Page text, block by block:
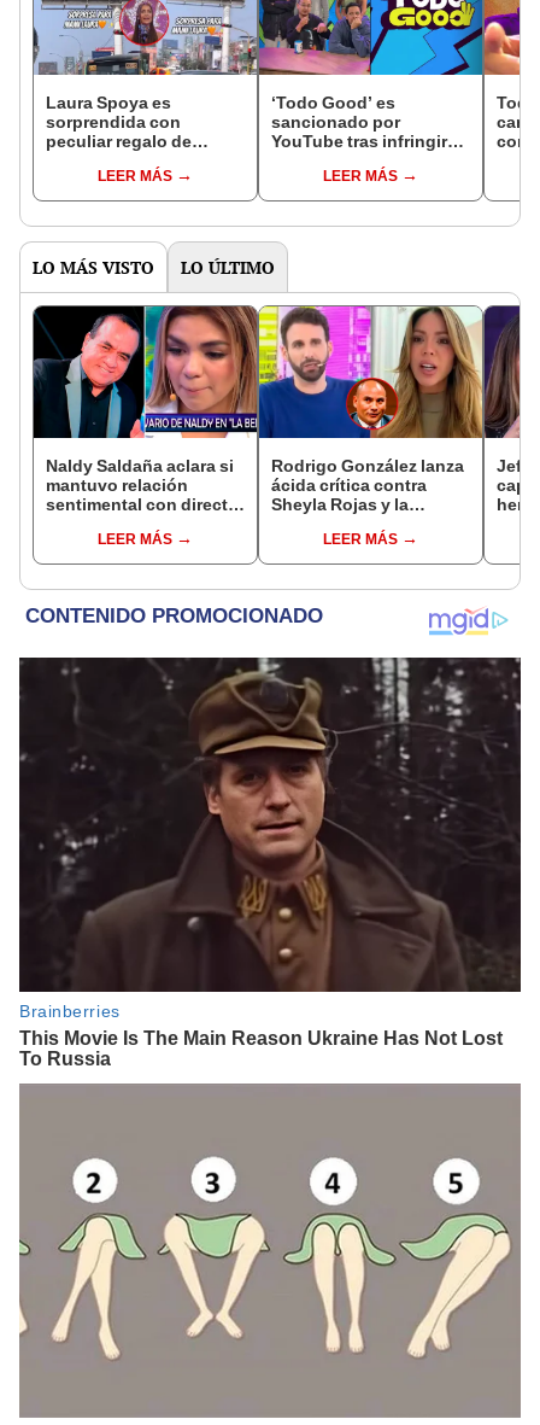
Laura Spoya es
sorprendida con
peculiar regalo de
avenida principal de
SJL: "La manada
malas"
LEER MÁS
‘Todo Good’ es
sancionado por
YouTube tras infringir
streaming de ‘Good
Time’: "Nos han metido
LEER MÁS
LO MÁS VISTO LO ÚLTIMO
Naldy Saldaña aclara si
mantuvo relación
sentimental con director
denunciarlo por
tocamientos: “Me
LEER MÁS
Rodrigo González lanza
ácida crítica contra
Sheyla Rojas y la
relación con su hijo: "Te
has dedicado a buscar
LEER MÁS